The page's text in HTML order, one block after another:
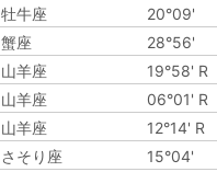
牡牛座 20°09'
蟹座 28°56'
山羊座 19°58' R
山羊座 06°01' R
山羊座 12°14' R
さそり座 15°04'